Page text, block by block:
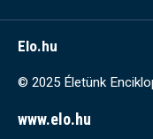
Elo.hu
© 2025 Életünk
www.elo.hu